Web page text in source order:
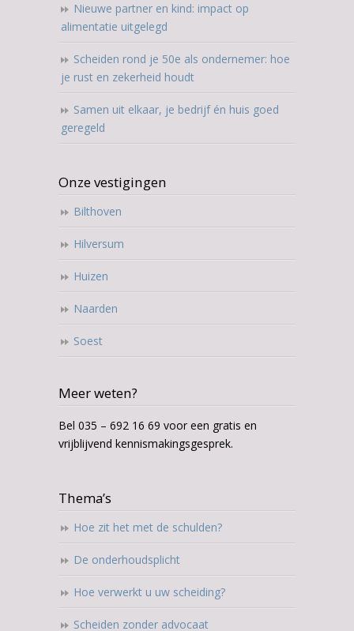
Nieuwe partner en kind: impact op
alimentatie uitgelegd
Scheiden rond je 50e als ondernemer: hoe
je rust en zekerheid houdt
Samen uit elkaar, je bedrijf én huis goed
geregeld
Onze vestigingen
Bilthoven
Hilversum
Huizen
Naarden
Soest
Meer weten?
Bel 035 – 692 16 69 voor een gratis en
vrijblijvend kennismakingsgesprek.
Thema’s
Hoe zit het met de schulden?
De onderhoudsplicht
Hoe verwerkt u uw scheiding?
Scheiden zonder advocaat